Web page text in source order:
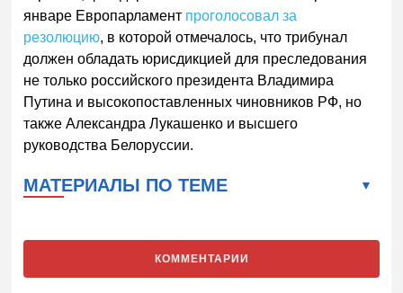
январе Европарламент проголосовал за
резолюцию, в которой отмечалось, что трибунал
должен обладать юрисдикцией для преследования
не только российского президента Владимира
Путина и высокопоставленных чиновников РФ, но
также Александра Лукашенко и высшего
руководства Белоруссии.
МАТЕРИАЛЫ ПО ТЕМЕ
КОММЕНТАРИИ